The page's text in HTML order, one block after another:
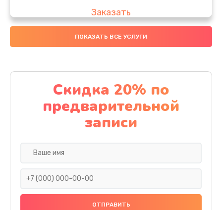
Заказать
Замена стекла
Обновление ПО
890 руб.
Заказать
Заказать
Замена аккумулятора
ПОКАЗАТЬ ВСЕ УСЛУГИ
Скидка 20% по
предварительной
записи